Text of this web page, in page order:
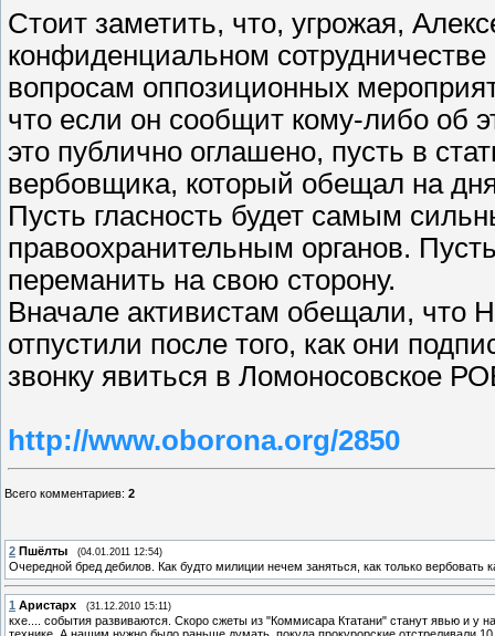
Стоит заметить, что, угрожая,
конфиденциальном
вопросам оппозиционных
что если он сообщит кому-либо об
это публично оглашено, пусть в
вербовщика, который обещал на
Пусть гласность будет самым
правоохранительным органов.
переманить на свою сторону.
Вначале активистам обещали, что
отпустили после того, как они
звонку явиться в Ломоносовское
http://www.oborona.org/2850
Всего комментариев: 2
2 Пшёлты (04.01.2011 12:54)
Очередной бред дебилов. Как будто милиции нечем заняться, как только вербовать
1 Аристарх (31.12.2010 15:11)
кхе.... события развиваются. Скоро сжеты из "Коммисара Ктатани" станут явью и у